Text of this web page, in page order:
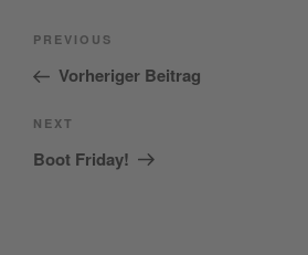
Beitragsnavigation
Previous
Post
PREVIOUS
Vorheriger Beitrag
Next
Post
NEXT
Boot Friday!